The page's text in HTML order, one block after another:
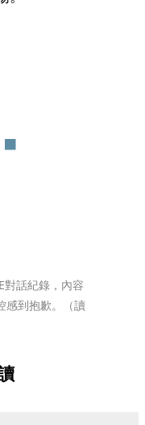
對話紀錄，內容
感到抱歉。（讀